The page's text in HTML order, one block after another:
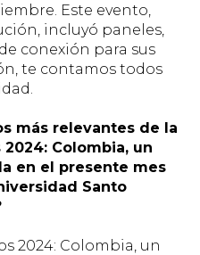
Este evento,
incluyó paneles,
conexión para sus
te contamos todos
más relevantes de la
Colombia, un
en el presente mes
Santo
2024: Colombia, un